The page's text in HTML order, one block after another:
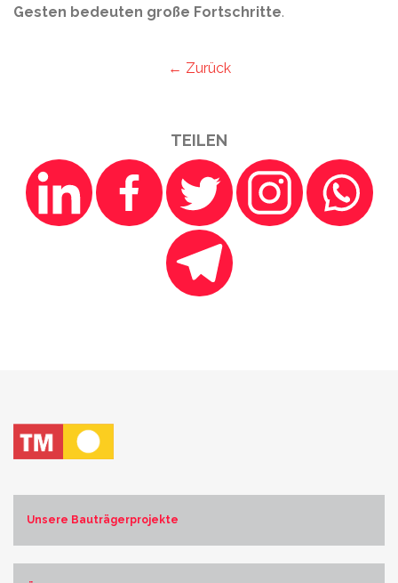
Gesten bedeuten große Fortschritte.
← Zurück
TEILEN
Unsere Bauträgerprojekte